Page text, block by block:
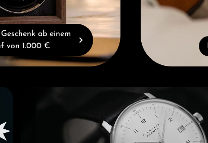
ab einem
von 1.000 €